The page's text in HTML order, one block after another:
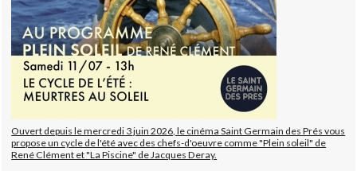
Ouvert depuis le mercredi 3 juin 2026, le cinéma Saint Germain des Prés vous
propose un cycle de l'été avec des chefs-d'oeuvre comme "Plein soleil" de
René Clément et "La Piscine" de Jacques Deray.